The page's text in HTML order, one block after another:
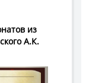
из
А.К.
Next